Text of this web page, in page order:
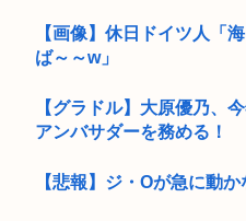
【画像】休日ドイツ人「
ば～～w」
【グラドル】大原優乃、
アンバサダーを務める！
【悲報】ジ・Oが急に動